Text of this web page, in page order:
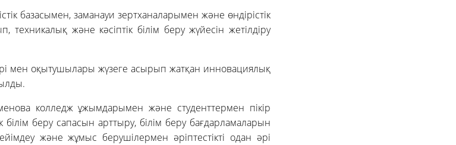
базасымен, заманауи зертханаларымен және өндірістік
және кәсіптік білім беру жүйесін жетілдіру
мен оқытушылары жүзеге асырып жатқан инновациялық
колледж ұжымдарымен және студенттермен пікір
білім беру сапасын арттыру, білім беру бағдарламаларын
және жұмыс берушілермен әріптестікті одан әрі